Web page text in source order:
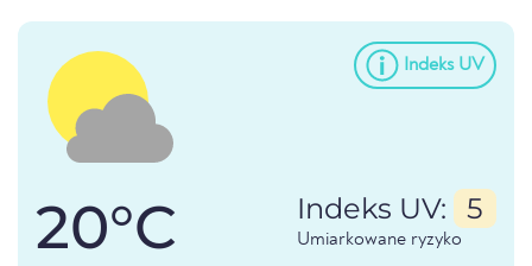
Indeks UV
20°C Indeks UV: 5
Umiarkowane ryzyko